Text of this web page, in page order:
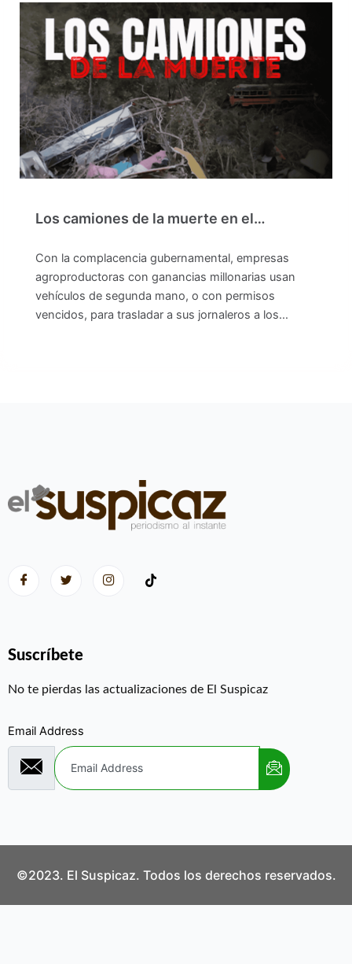
Los camiones de la muerte en el…
Con la complacencia gubernamental, empresas
agroproductoras con ganancias millonarias usan
vehículos de segunda mano, o con permisos
vencidos, para trasladar a sus jornaleros a los…
Suscríbete
No te pierdas las actualizaciones de El Suspicaz
Email Address
©2023. El Suspicaz. Todos los derechos reservados.